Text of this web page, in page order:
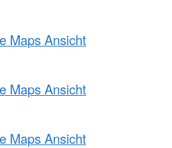
Maps Ansicht
Maps Ansicht
Maps Ansicht